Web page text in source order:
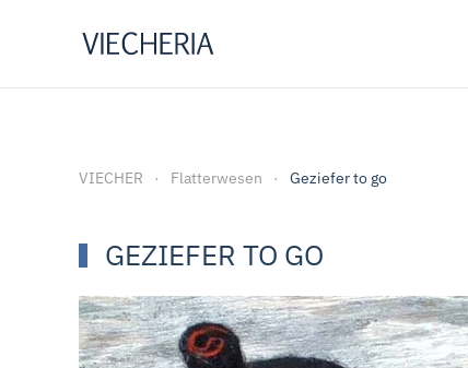
VIECHER Flatterwesen Geziefer to go
GEZIEFER TO GO